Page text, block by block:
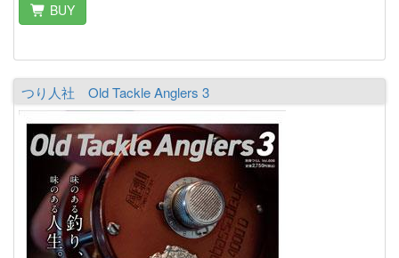
BUY
つり人社 Old Tackle Anglers 3